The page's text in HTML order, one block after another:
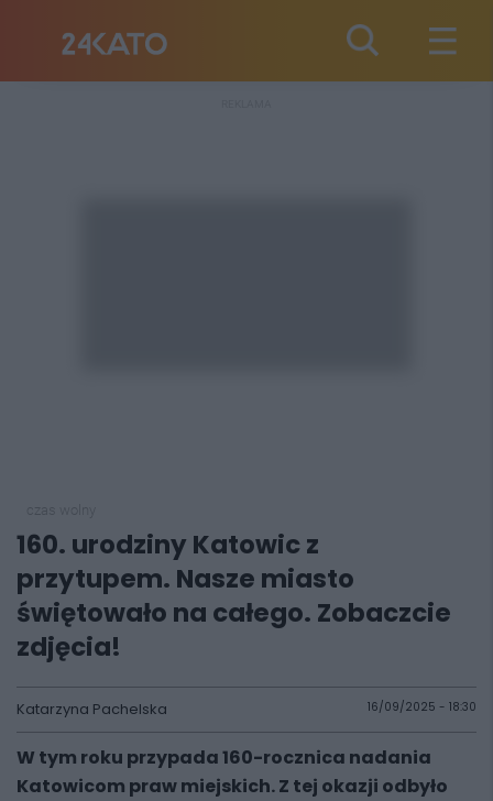
160. urodziny Katowic z
przytupem. Nasze miasto
świętowało na całego. Zobaczcie
zdjęcia!
Katarzyna Pachelska 16/09/2025 - 18:30
W tym roku przypada 160-rocznica nadania
Katowicom praw miejskich. Z tej okazji odbyło